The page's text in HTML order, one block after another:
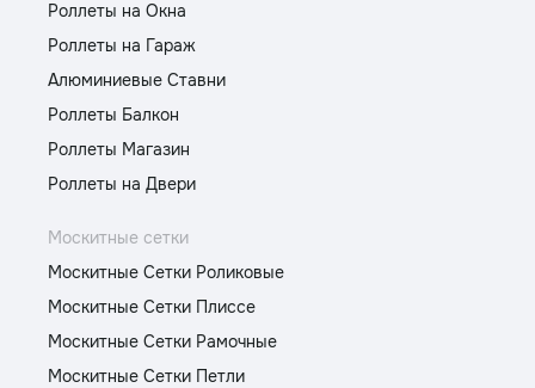
Роллеты на Окна
Роллеты на Гараж
Алюминиевые Ставни
Роллеты Балкон
Роллеты Магазин
Роллеты на Двери
Москитные сетки
Москитные Сетки Роликовые
Москитные Сетки Плиссе
Москитные Сетки Рамочные
Москитные Сетки Петли